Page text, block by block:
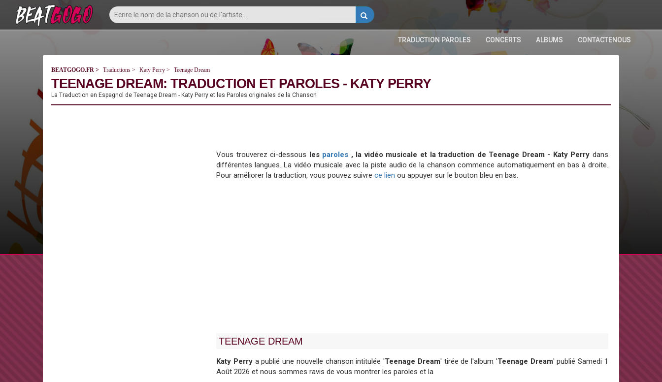
TRADUCTION PAROLES CONCERTS ALBUMS CONTACTENOUS
BEATGOGO.FR Traductions Katy Perry Teenage Dream
TEENAGE DREAM: TRADUCTION ET PAROLES - KATY PERRY
La Traduction en Espagnol de Teenage Dream - Katy Perry et les Paroles originales de la Chanson
Vous trouverez ci-dessous les paroles , la vidéo musicale et la traduction de Teenage Dream - Katy Perrydans
différentes langues. La vidéo musicale avec la piste audio de la chanson commence automatiquement en bas à droite.
Pour améliorer la traduction, vous pouvez suivre ce lien ou appuyer sur le bouton bleu en bas.
TEENAGE DREAM
Katy Perrya publié une nouvelle chanson intitulée 'Teenage Dream' tirée de l'album 'Teenage Dream' publié Samedi 1
Août 2026 et nous sommes ravis de vous montrer les paroles et la